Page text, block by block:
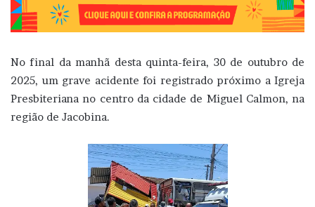
No final da manhã desta quinta-feira, 30 de outubro de
2025, um grave acidente foi registrado próximo a Igreja
Presbiteriana no centro da cidade de Miguel Calmon, na
região de Jacobina.